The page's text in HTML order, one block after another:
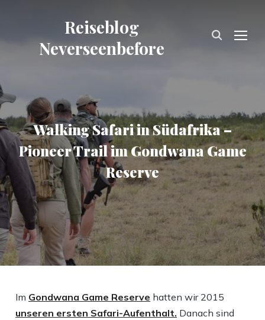
Reiseblog
Neverseenbefore
Walking Safari in Südafrika –
Pioneer Trail im Gondwana Game
Reserve
Im Gondwana Game Reserve hatten wir 2015
unseren ersten Safari-Aufenthalt. Danach sind